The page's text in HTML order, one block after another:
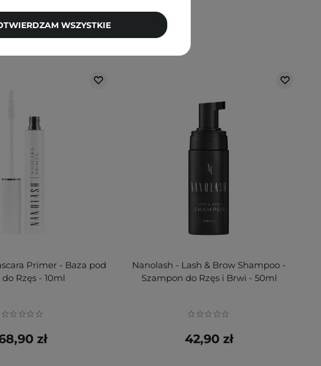
Primer - Baza pod
do Rzęs - 10ml
zł
Nanolash - Lash & Brow Shampoo -
Szampon do Rzęs i Brwi - 50ml
42,90 zł
WSZYSTKIE